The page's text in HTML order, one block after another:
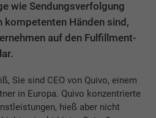
wie Sendungsverfolgung
kompetenten Händen sind,
auf den Fulfillment-
Sie sind CEO von Quivo, einem
in Europa. Quivo konzentrierte
hieß aber nicht